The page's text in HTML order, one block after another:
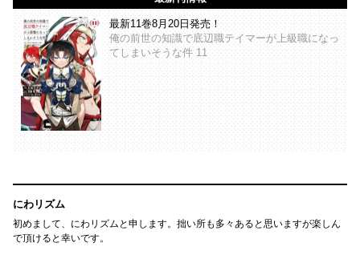
最新11巻8月20日発売！
俺の前世の知識で底辺職テイマーが上級職になっ
てしまいそうな件 11
にわリズム
初めまして、にわリズムと申します。拙い所も多々あると思いますが楽しん
で頂けると幸いです。